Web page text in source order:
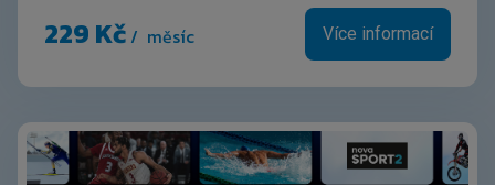
229 Kč / měsíc Více informací